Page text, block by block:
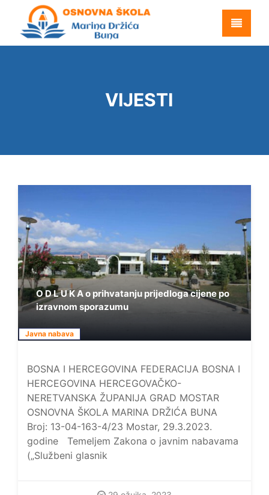
VIJESTI
O D L U K A o prihvatanju prijedloga cijene po
izravnom sporazumu
Javna nabava
BOSNA I HERCEGOVINA FEDERACIJA BOSNA I
HERCEGOVINA HERCEGOVAČKO-
NERETVANSKA ŽUPANIJA GRAD MOSTAR
OSNOVNA ŠKOLA MARINA DRŽIĆA BUNA
Broj: 13-04-163-4/23 Mostar, 29.3.2023.
godine Temeljem Zakona o javnim nabavama
(„Službeni glasnik